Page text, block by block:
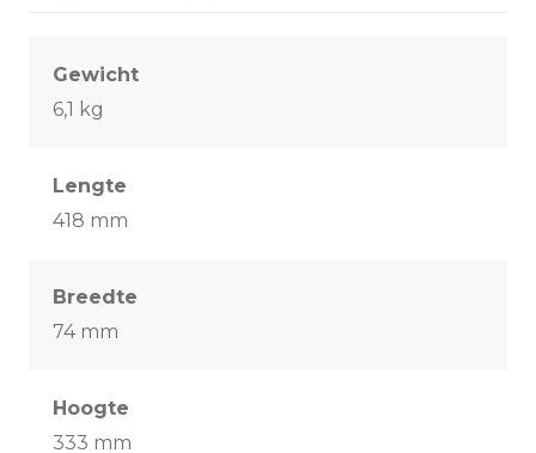
Gewicht
6,1 kg
Lengte
418 mm
Breedte
74 mm
Hoogte
333 mm